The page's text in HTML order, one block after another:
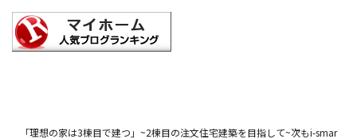
「理想の家は3棟目で建つ」~2棟目の注文住宅建築を目指して~次もi-smar